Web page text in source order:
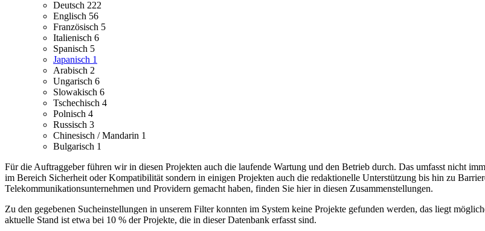
Deutsch 222
Englisch 56
Französisch 5
Italienisch 6
Spanisch 5
Japanisch 1
Arabisch 2
Ungarisch 6
Slowakisch 6
Tschechisch 4
Polnisch 4
Russisch 3
Chinesisch / Mandarin 1
Bulgarisch 1
Für die Auftraggeber führen wir in diesen Projekten auch die laufende Wartung und den Betrieb durch. Das umfasst nicht
im Bereich Sicherheit oder Kompatibilität sondern in einigen Projekten auch die redaktionelle Unterstützung bis hin zu
Telekommunikationsunternehmen und Providern gemacht haben, finden Sie hier in diesen Zusammenstellungen.
Zu den gegebenen Sucheinstellungen in unserem Filter konnten im System keine Projekte gefunden werden, das liegt
aktuelle Stand ist etwa bei 10 % der Projekte, die in dieser Datenbank erfasst sind.